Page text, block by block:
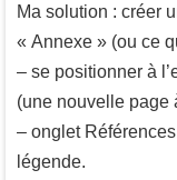
Ma solution : créer
« Annexe » (ou ce
– se positionner à
(une nouvelle page
– onglet
légende.